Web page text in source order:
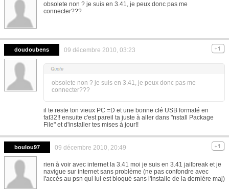
obsolete non ? je suis en 3.41, je peux donc pas me
connecter???
doudoubens 09 décembre 2010, 03:23
obsolete non ? je suis en 3.41, je peux donc pas me
connecter???
il te reste ton vieux PC =D et une bonne clé USB formaté en
fat32!! ensuite c'est pareil ta juste à aller dans "nstall Package
File" et d'installer tes mises à jour!!
boulou97 09 décembre 2010, 20:49
rien à voir avec internet la 3.41 moi je suis en 3.41 jailbreak et je
navigue sur internet sans problème (ne pas confondre avec
l'accès au psn qui lui est bloqué sans l'installe de la dernière maj)